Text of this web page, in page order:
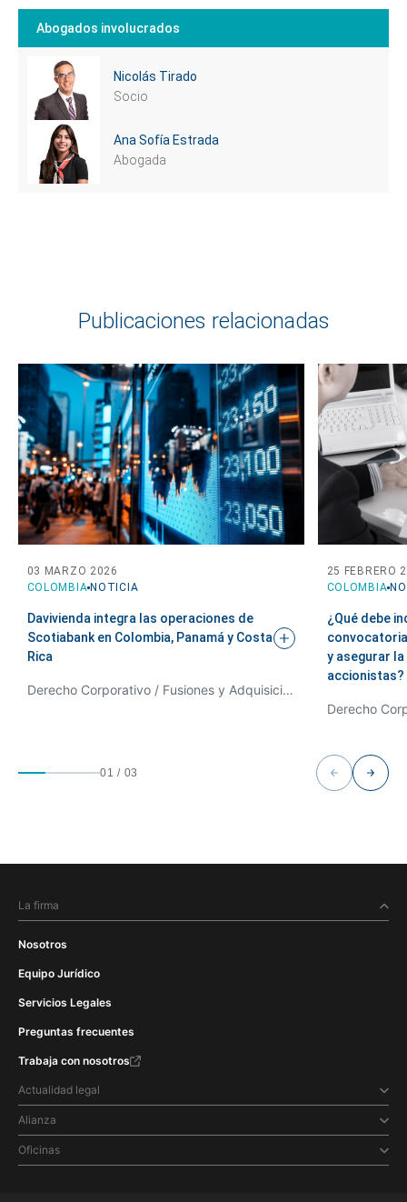
te podemos ayudar?
Abogados involucrados
Nicolás Tirado
Socio
Ana Sofía Estrada
Abogada
Publicaciones relacionadas
COLOMBIA NOTICIA
03 MARZO 2026
Davivienda integra las operaciones de
Scotiabank en Colombia, Panamá y Costa
Rica
Derecho Corporativo / Fusiones y Adquisiciones
COLOMBIA
25 FEBRERO
¿Qué debe
y asegurar
accionistas?
01 / 03
La firma
Nosotros
Equipo Jurídico
Servicios Legales
Preguntas frecuentes
Trabaja con nosotros
Actualidad legal
Alianza
Oficinas